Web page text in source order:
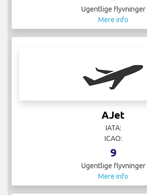
Ugentlige flyvninger
Mere info
AJet
IATA:
ICAO:
9
Ugentlige flyvninger
Mere info